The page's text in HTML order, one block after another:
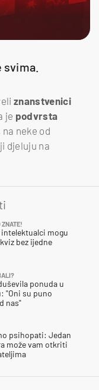
znanstvenici
je podvrsta
neke od
djeluju na
ZNATE!
mogu
bez ijedne
ponuda u
"Oni su puno
nas"
psihopati: Jedan
može vam otkriti